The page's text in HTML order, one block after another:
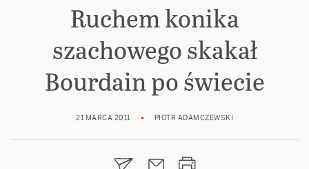
Ruchem konika
szachowego skakał
Bourdain po świecie
21 MARCA 2011 PIOTR ADAMCZEWSKI